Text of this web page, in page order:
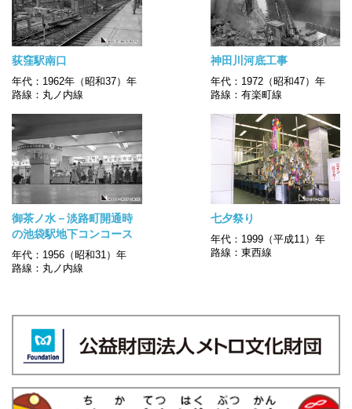
荻窪駅南口
年代：1962年（昭和37）年
路線：丸ノ内線
神田川河底工事
年代：1972（昭和47）年
路線：有楽町線
御茶ノ水－淡路町開通時
の池袋駅地下コンコース
年代：1956（昭和31）年
路線：丸ノ内線
七夕祭り
年代：1999（平成11）年
路線：東西線